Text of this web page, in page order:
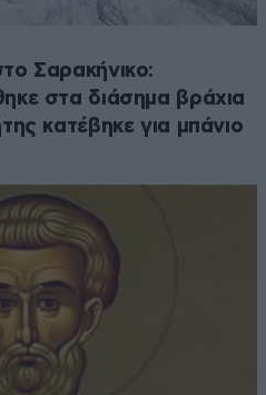
Σαρακήνικο:
στα διάσημα βράχια
κατέβηκε για μπάνιο